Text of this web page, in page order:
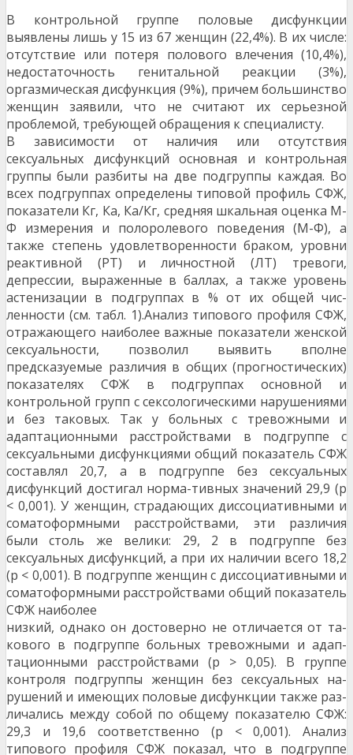
В контрольной группе половые дисфункции
выявлены лишь у 15 из 67 женщин (22,4%). В их числе:
отсутствие или потеря полового влечения (10,4%),
недостаточность генитальной реакции (3%),
оргазмическая дисфункция (9%), причем большинство
женщин заявили, что не считают их серьезной
проблемой, требующей обращения к специалисту.
В зависимости от наличия или отсутствия
сексуальных дисфункций основная и контрольная
группы были разбиты на две подгруппы каждая. Во
всех подгруппах определены типовой профиль СФЖ,
показатели Кг, Ка, Ка/Кг, средняя шкальная оценка М-
Ф измерения и полоролевого поведения (М-Ф), а
также степень удовлетворенности браком, уровни
реактивной (РТ) и личностной (ЛТ) тревоги,
депрессии, выраженные в баллах, а также уровень
астенизации в подгруппах в % от их общей чис­
ленности (см. табл. 1).Анализ типового профиля СФЖ,
отражающего наиболее важные показатели женской
сексуальности, позволил выявить вполне
предсказуемые различия в общих (прог­ностических)
показателях СФЖ в подгруппах ос­новной и
контрольной групп с сексологическими нарушениями
и без таковых. Так у больных с тре­вожными и
адаптационными расстройствами в подгруппе с
сексуальными дисфункциями общий показатель СФЖ
составлял 20,7, а в подгруппе без сексуальных
дисфункций достигал норма-тивных значений 29,9 (р
< 0,001). У женщин, страдаю­щих диссоциативными и
соматоформными рас­стройствами, эти различия
были столь же велики: 29, 2 в подгруппе без
сексуальных дисфункций, а при их наличии всего 18,2
(р < 0,001). В подгруп­пе женщин с диссоциативными и
соматоформными расстройствами общий показатель
СФЖ наиболее
низкий, однако он достоверно не отличается от та­
кового в подгруппе больных тревожными и адап­
тационными расстройствами (р > 0,05). В группе
контроля подгруппы женщин без сексуальных на­
рушений и имеющих половые дисфункции также раз-
личались между собой по общему показателю СФЖ:
29,3 и 19,6 соответственно (р < 0,001). Ана­лиз
типового профиля СФЖ показал, что в подгруп­пе